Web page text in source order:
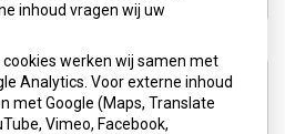
inhoud vragen wij uw
werken wij samen met
Analytics. Voor externe inhoud
met Google (Maps, Translate
Vimeo, Facebook,